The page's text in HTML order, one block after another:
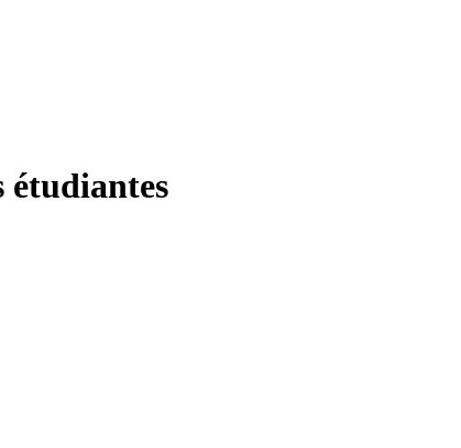
étudiantes